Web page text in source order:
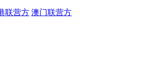
联营方 澳门联营方